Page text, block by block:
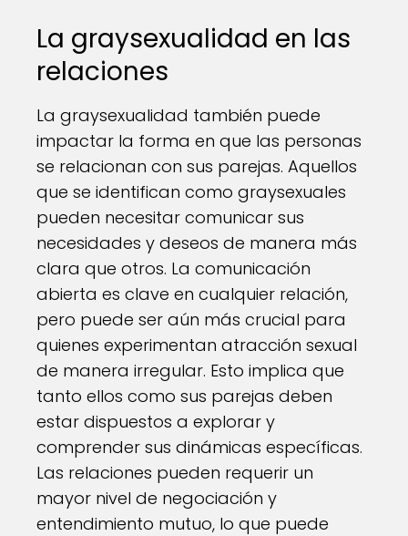
La graysexualidad en las
relaciones
La graysexualidad también puede
impactar la forma en que las personas
se relacionan con sus parejas. Aquellos
que se identifican como graysexuales
pueden necesitar comunicar sus
necesidades y deseos de manera más
clara que otros. La comunicación
abierta es clave en cualquier relación,
pero puede ser aún más crucial para
quienes experimentan atracción sexual
de manera irregular. Esto implica que
tanto ellos como sus parejas deben
estar dispuestos a explorar y
comprender sus dinámicas específicas.
Las relaciones pueden requerir un
mayor nivel de negociación y
entendimiento mutuo, lo que puede